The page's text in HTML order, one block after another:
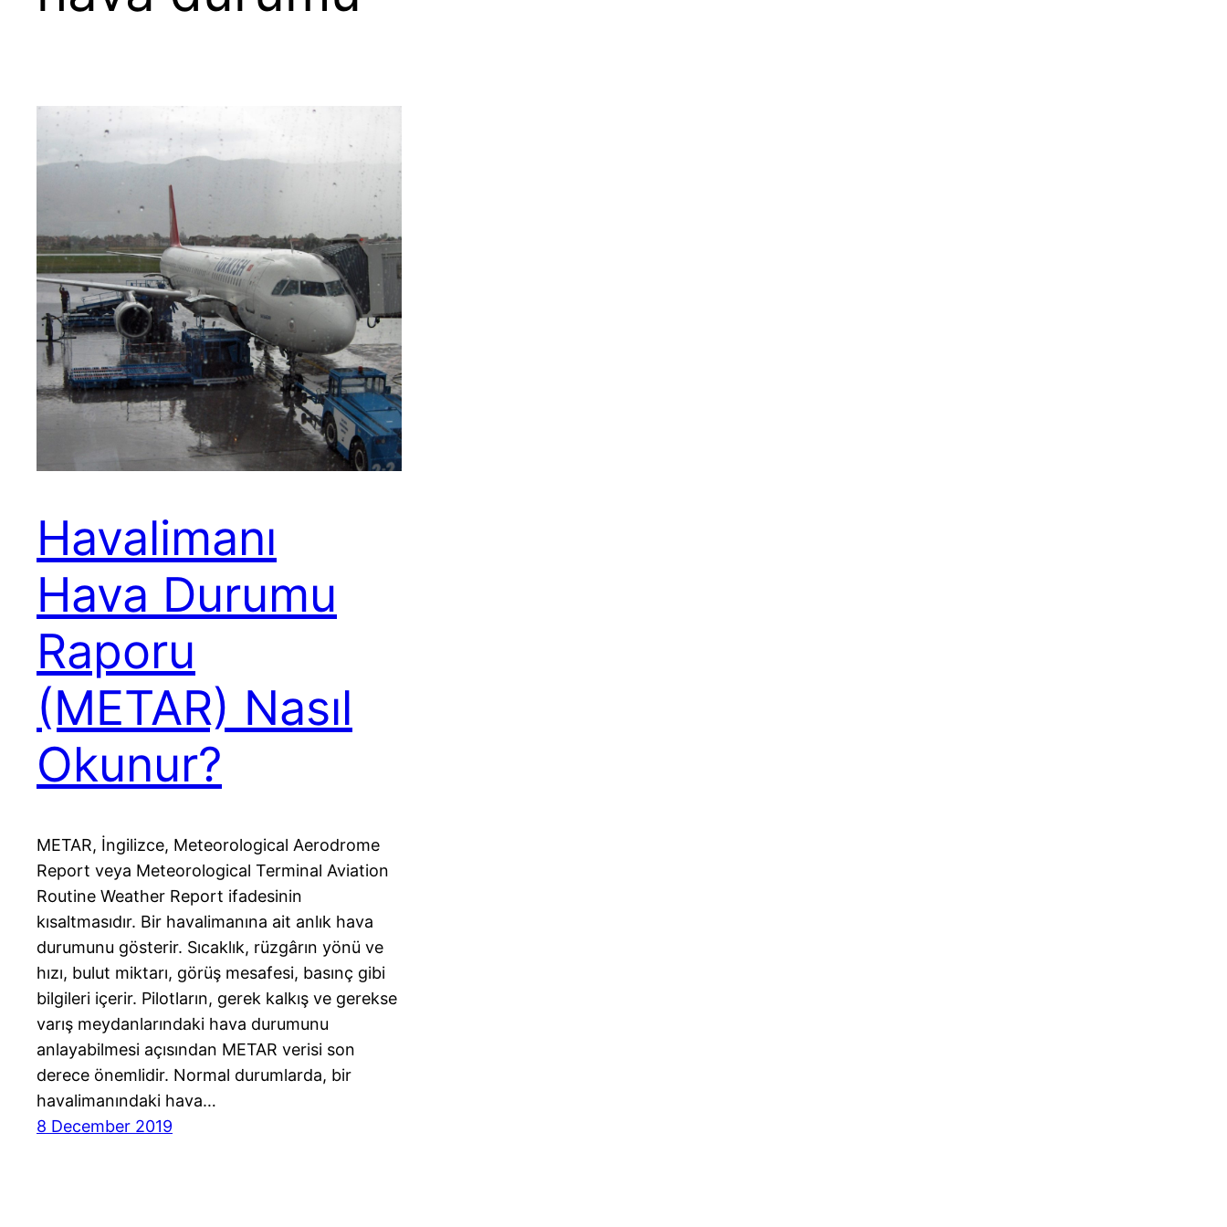
Havalimanı
Hava Durumu
Raporu
(METAR) Nasıl
Okunur?
METAR, İngilizce, Meteorological Aerodrome
Report veya Meteorological Terminal Aviation
Routine Weather Report ifadesinin
kısaltmasıdır. Bir havalimanına ait anlık hava
durumunu gösterir. Sıcaklık, rüzgârın yönü ve
hızı, bulut miktarı, görüş mesafesi, basınç gibi
bilgileri içerir. Pilotların, gerek kalkış ve gerekse
varış meydanlarındaki hava durumunu
anlayabilmesi açısından METAR verisi son
derece önemlidir. Normal durumlarda, bir
havalimanındaki hava…
8 December 2019